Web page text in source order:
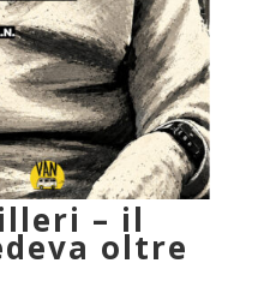
– il
oltre